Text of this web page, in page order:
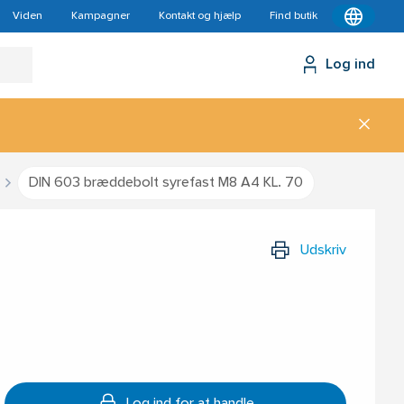
Viden Kampagner Kontakt og hjælp Find butik
Log ind
DIN 603 bræddebolt syrefast M8 A4 KL. 70
Udskriv